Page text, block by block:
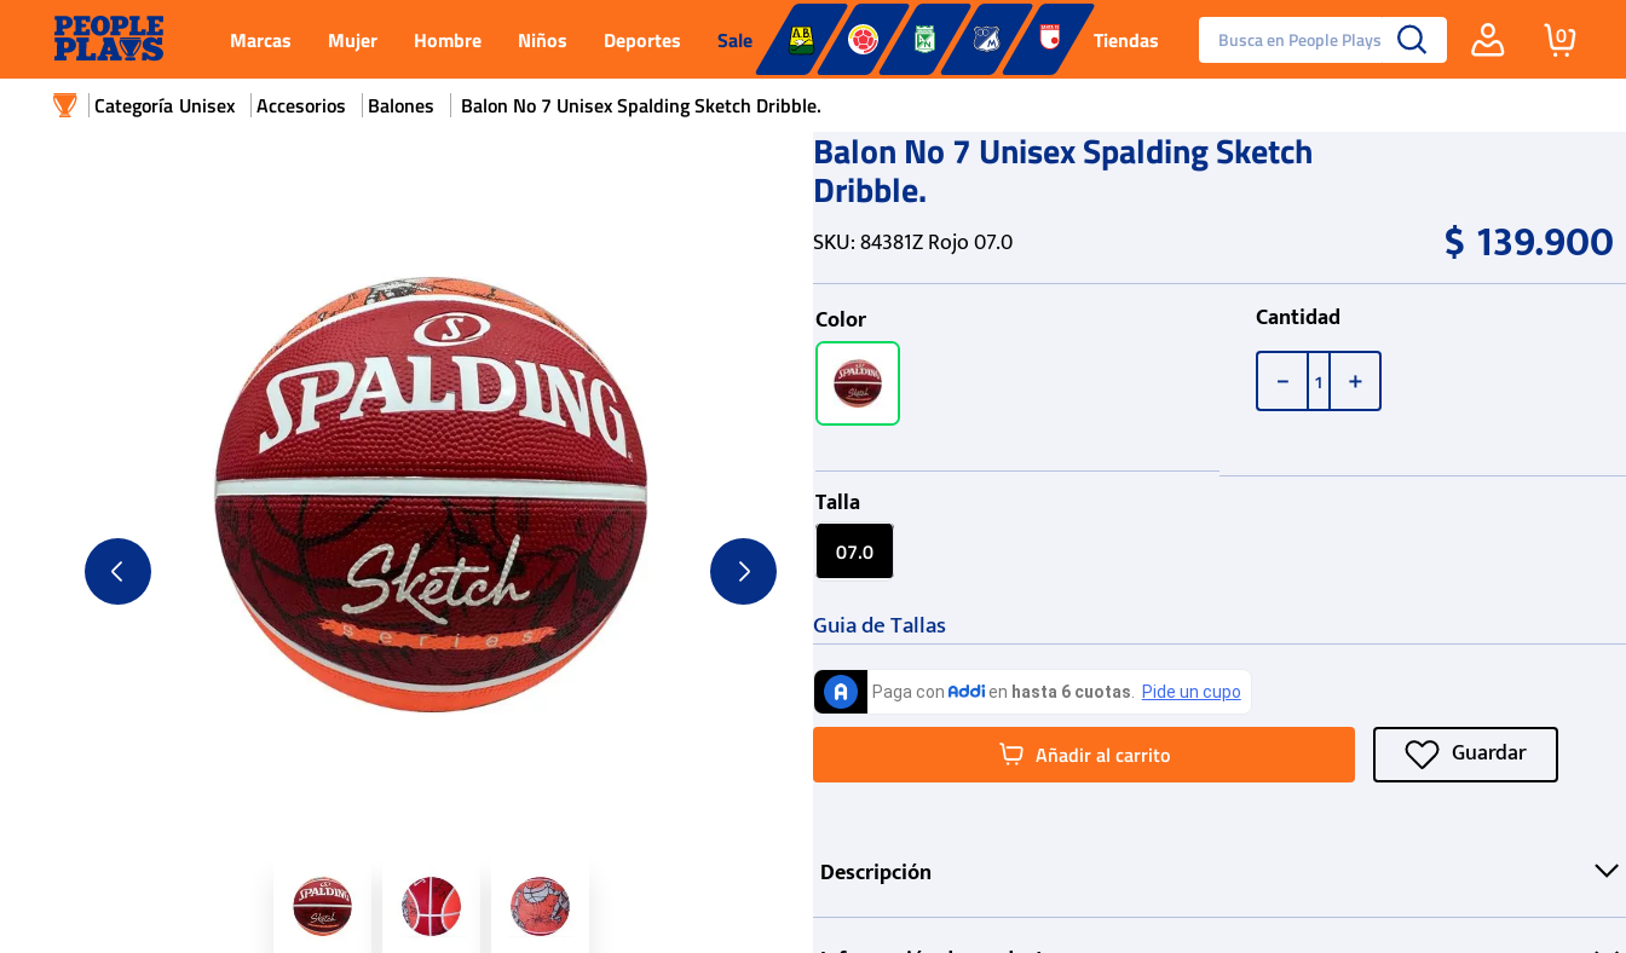
Marcas Mujer Hombre Niños Deportes Sale Tiendas Busca en People Plays
Reebok Fashion
0
Unisex Accesorios Balones Balon No 7 Unisex Spalding Sketch Dribble.
Balon No 7 Unisex Spalding Sketch
Dribble.
SKU:84381Z Rojo 07.0 $139.900
Color
Talla
07.0
Guia de Tallas
Cantidad
＋
－
Añadir al carrito
Descripción